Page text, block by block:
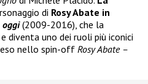
di Rosy Abate in
oggi(2009-2016), che la
diventa uno dei ruoli più iconici
nello spin-off Rosy Abate –